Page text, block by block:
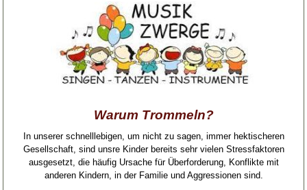
Warum Trommeln?
In unserer schnelllebigen, um nicht zu sagen, immer hektischeren
Gesellschaft, sind unsre Kinder bereits sehr vielen Stressfaktoren
ausgesetzt, die häufig Ursache für Überforderung, Konflikte mit
anderen Kindern, in der Familie und Aggressionen sind.